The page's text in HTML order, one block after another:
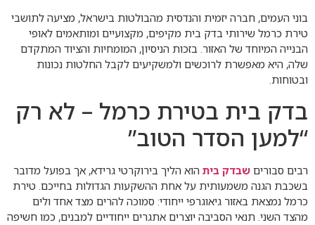
בוני העמים, חברה יזמית והנדסית מהבולטות בישראל, מציעה לתושבי
טירת כרמל שירותי בדק בית מקיפים, מקצועיים ומותאמים לאופי
הבנייה המיוחד של האזור. בזכות הניסיון, המומחיות והציוד המתקדם
שלה, היא מאפשרת לרוכשים ולמשקיעים לקבל החלטות נכונות
ובטוחות.
בדק בית בטירת כרמל – לא רק
“למען הסדר הטוב”
רבים סבורים שבדק בית הוא הליך בירוקרטי גרידא, אך בפועל מדובר
בשכבת הגנה משמעותית על אחת ההשקעות הגדולות בחייכם. טירת
כרמל נמצאת באזור גיאוגרפי ייחודי: סמוכה להרים מצד אחד ולים
מהצד השני. תנאי הסביבה יוצרים אתגרים ייחודיים למבנים, כמו חשיפה